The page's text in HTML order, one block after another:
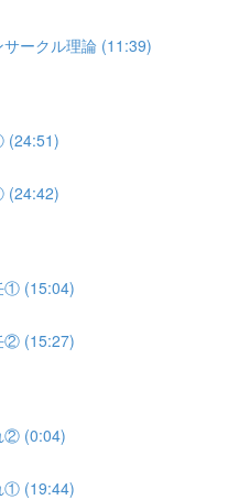
ークル理論 (11:39)
(24:51)
(24:42)
① (15:04)
② (15:27)
② (0:04)
① (19:44)